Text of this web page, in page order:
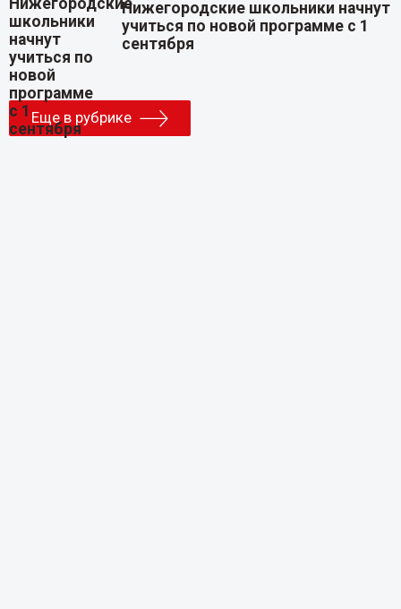
Нижегородские школьники начнут
учиться по новой программе с 1
сентября
Еще в рубрике